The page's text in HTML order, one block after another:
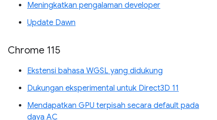
Meningkatkan pengalaman developer
Update Dawn
Chrome 115
Ekstensi bahasa WGSL yang didukung
Dukungan eksperimental untuk Direct3D 11
Mendapatkan GPU terpisah secara default pada
daya AC